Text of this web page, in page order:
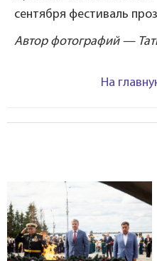
сентября фестиваль
Автор фотографий —
На